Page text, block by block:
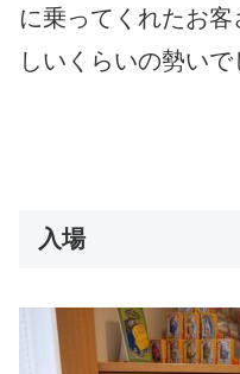
に乗ってくれたお
しいくらいの勢いで
入場